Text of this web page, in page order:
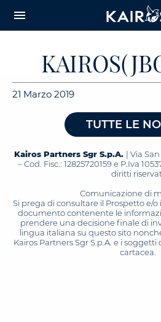
CONTENT
menu
21 Marzo 2019
TUTTE LE
Kairos Partners Sgr S.p.A. | Via
– Cod. Fisc.: 12825720159 e P.Iva
diritti
Comunicazione di
Si prega di consultare il Prospetto e/
documento contenente le
prendere una decisione finale di
lingua italiana su questo sito
Kairos Partners Sgr S.p.A. e i
cartacea.